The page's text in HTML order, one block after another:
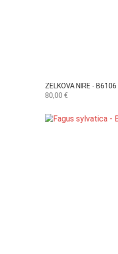
ZELKOVA NIRE - B6106
Preço
80,00 €
 Vista